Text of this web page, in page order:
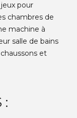
pour
chambres de
machine à
salle de bains
et
: